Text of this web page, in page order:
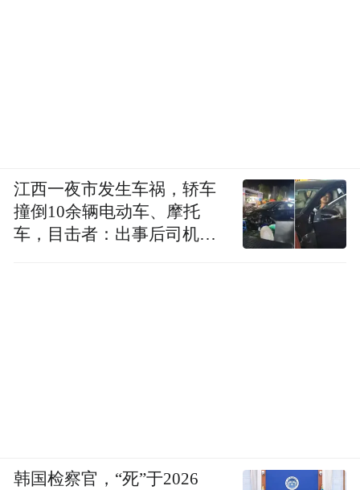
江西一夜市发生车祸，轿车
撞倒10余辆电动车、摩托
车，目击者：出事后司机一
韩国检察官，“死”于2026